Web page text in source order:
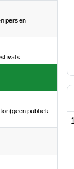
pers en
(geen publiek